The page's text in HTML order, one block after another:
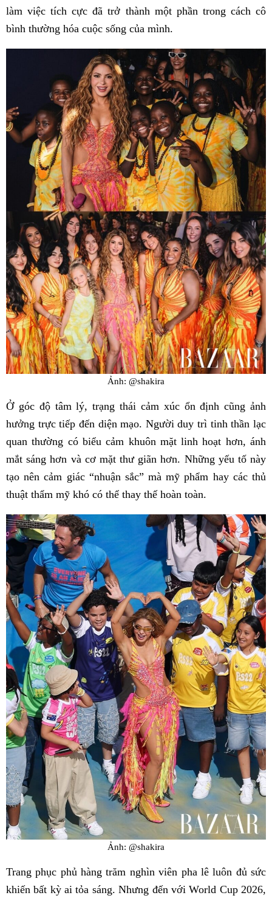
làm việc tích cực đã trở thành một phần trong cách cô
bình thường hóa cuộc sống của mình.
Ảnh: @shakira
Ở góc độ tâm lý, trạng thái cảm xúc ổn định cũng ảnh
hưởng trực tiếp đến diện mạo. Người duy trì tinh thần lạc
quan thường có biểu cảm khuôn mặt linh hoạt hơn, ánh
mắt sáng hơn và cơ mặt thư giãn hơn. Những yếu tố này
tạo nên cảm giác “nhuận sắc” mà mỹ phẩm hay các thủ
thuật thẩm mỹ khó có thể thay thế hoàn toàn.
Ảnh: @shakira
Trang phục phủ hàng trăm nghìn viên pha lê luôn đủ sức
khiến bất kỳ ai tỏa sáng. Nhưng đến với World Cup 2026,